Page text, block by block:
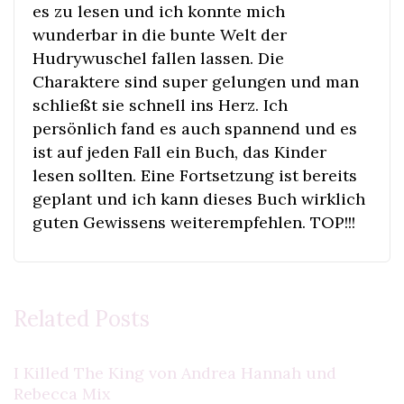
es zu lesen und ich konnte mich
wunderbar in die bunte Welt der
Hudrywuschel fallen lassen. Die
Charaktere sind super gelungen und man
schließt sie schnell ins Herz. Ich
persönlich fand es auch spannend und es
ist auf jeden Fall ein Buch, das Kinder
lesen sollten. Eine Fortsetzung ist bereits
geplant und ich kann dieses Buch wirklich
guten Gewissens weiterempfehlen. TOP!!!
Related Posts
I Killed The King von Andrea Hannah und
Rebecca Mix